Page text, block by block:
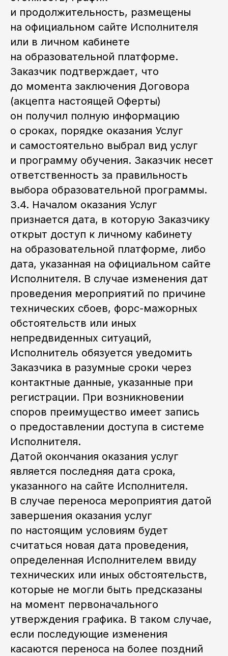
и продолжительность, размещены
на официальном сайте Исполнителя
или в личном кабинете
на образовательной платформе.
Заказчик подтверждает, что
до момента заключения Договора
(акцепта настоящей Оферты)
он получил полную информацию
о сроках, порядке оказания Услуг
и самостоятельно выбрал вид услуг
и программу обучения. Заказчик несет
ответственность за правильность
выбора образовательной программы.
3.4. Началом оказания Услуг
признается дата, в которую Заказчику
открыт доступ к личному кабинету
на образовательной платформе, либо
дата, указанная на официальном сайте
Исполнителя. В случае изменения дат
проведения мероприятий по причине
технических сбоев, форс-мажорных
обстоятельств или иных
непредвиденных ситуаций,
Исполнитель обязуется уведомить
Заказчика в разумные сроки через
контактные данные, указанные при
регистрации. При возникновении
споров преимущество имеет запись
о предоставлении доступа в системе
Исполнителя.
Датой окончания оказания услуг
является последняя дата срока,
указанного на сайте Исполнителя.
В случае переноса мероприятия датой
завершения оказания услуг
по настоящим условиям будет
считаться новая дата проведения,
определенная Исполнителем ввиду
технических или иных обстоятельств,
которые не могли быть предсказаны
на момент первоначального
утверждения графика. В таком случае,
если последующие изменения
касаются переноса на более поздний